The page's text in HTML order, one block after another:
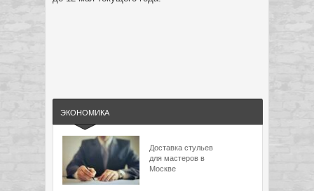
ЭКОНОМИКА
Доставка стульев
для мастеров в
Москве